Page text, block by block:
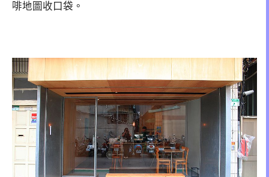
啡地圖收口袋。